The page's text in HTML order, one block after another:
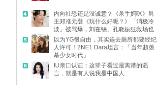
内向社恐还是没诚意？《杀手妈咪》男
主郑准元登《玩什么好呢？》「消极冷
淡」被骂爆，刘在锡、孔晓振狂救场也
带不动
以为YG很自由，其实连去厕所都要经纪
人许可！2NE1 Dara坦言：「当年超羡
慕少女时代」
IU亲口认证：这辈子看过最离谱的谣
言，就是有人说我是中国人